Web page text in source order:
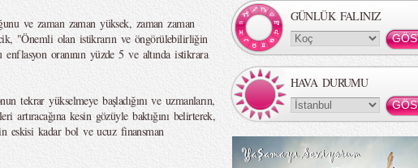
ve zaman zaman yüksek, zaman zaman
"Önemli olan istikrarın ve öngörülebilirliğin
enflasyon oranının yüzde 5 ve altında istikrara
tekrar yükselmeye başladığını ve uzmanların,
artıracağına kesin gözüyle baktığını belirterek,
eskisi kadar bol ve ucuz finansman
GÜNLÜK FALINIZ
HAVA DURUMU